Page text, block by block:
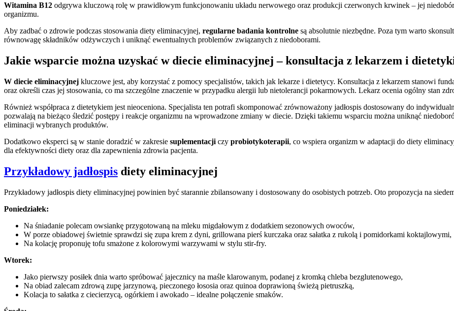
Witamina B12 odgrywa kluczową rolę w prawidłowym funkcjonowaniu układu nerwowego oraz produkcji czerwonych krwinek – jej
organizmu.
Aby zadbać o zdrowie podczas stosowania diety eliminacyjnej, regularne badania kontrolne są absolutnie niezbędne. Poza tym warto
równowagę składników odżywczych i uniknąć ewentualnych problemów związanych z niedoborami.
Jakie wsparcie można uzyskać w diecie eliminacyjnej – konsultacja z lekarzem i
W diecie eliminacyjnej kluczowe jest, aby korzystać z pomocy specjalistów, takich jak lekarze i dietetycy. Konsultacja z lekarzem stanowi
oraz określi czas jej stosowania, co ma szczególne znaczenie w przypadku alergii lub nietolerancji pokarmowych. Lekarz ocenia ogólny stan
Również współpraca z dietetykiem jest nieoceniona. Specjalista ten potrafi skomponować zrównoważony jadłospis dostosowany do
pozwalają na bieżąco śledzić postępy i reakcje organizmu na wprowadzone zmiany w diecie. Dzięki takiemu wsparciu można uniknąć
eliminacji wybranych produktów.
Dodatkowo eksperci są w stanie doradzić w zakresie suplementacji czy probiotykoterapii, co wspiera organizm w adaptacji do diety
dla efektywności diety oraz dla zapewnienia zdrowia pacjenta.
Przykładowy jadłospis diety eliminacyjnej
Przykładowy jadłospis diety eliminacyjnej powinien być starannie zbilansowany i dostosowany do osobistych potrzeb. Oto propozycja na
Poniedziałek:
Na śniadanie polecam owsiankę przygotowaną na mleku migdałowym z dodatkiem sezonowych owoców,
W porze obiadowej świetnie sprawdzi się zupa krem z dyni, grillowana pierś kurczaka oraz sałatka z rukolą i pomidorkami koktajlowymi,
Na kolację proponuję tofu smażone z kolorowymi warzywami w stylu stir-fry.
Wtorek:
Jako pierwszy posiłek dnia warto spróbować jajecznicy na maśle klarowanym, podanej z kromką chleba bezglutenowego,
Na obiad zalecam zdrową zupę jarzynową, pieczonego łososia oraz quinoa doprawioną świeżą pietruszką,
Kolacja to sałatka z ciecierzycą, ogórkiem i awokado – idealne połączenie smaków.